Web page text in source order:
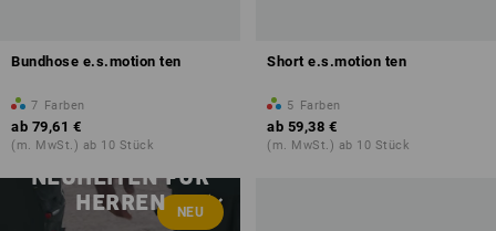
Bundhose e.s.motion ten
7 Farben
ab 79,61 €
(m. MwSt.) ab 10 Stück
Short e.s.motion ten
5 Farben
ab 59,38 €
(m. MwSt.) ab 10 Stück
NEU
NEUHEITEN FÜR
HERREN